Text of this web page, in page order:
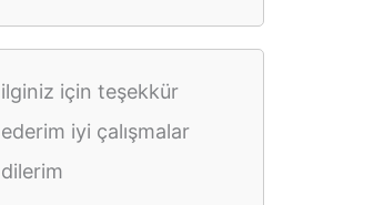
ilginiz için teşekkür
ederim iyi çalışmalar
dilerim